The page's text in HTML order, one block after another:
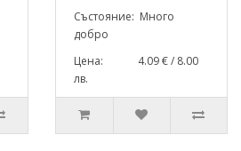
Състояние: Много
добро
Цена: 4.09 € / 8.00
лв.